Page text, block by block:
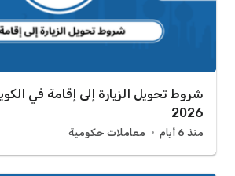
شروط تحويل الزيارة إلى إقامة في
2026
منذ 6 أيام معاملات حكومية